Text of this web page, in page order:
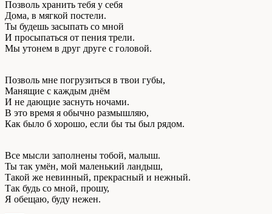
Позволь хранить тебя у себя
Дома, в мягкой постели.
Ты будешь засыпать со мной
И просыпаться от пения трели.
Мы утонем в друг друге с головой.
Позволь мне погрузиться в твои губы,
Манящие с каждым днём
И не дающие заснуть ночами.
В это время я обычно размышляю,
Как было б хорошо, если бы ты был рядом.
Все мысли заполнены тобой, малыш.
Ты так умён, мой маленький ландыш,
Такой же невинный, прекрасный и нежный.
Так будь со мной, прошу,
Я обещаю, буду нежен.